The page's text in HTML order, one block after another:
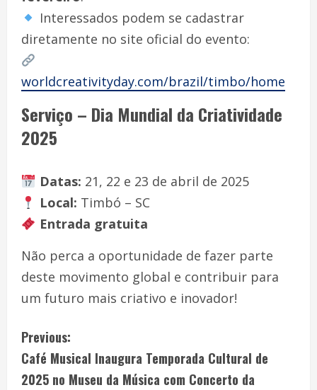
Interessados podem se cadastrar
diretamente no site oficial do evento:
worldcreativityday.com/brazil/timbo/home
Serviço – Dia Mundial da Criatividade
2025
Datas: 21, 22 e 23 de abril de 2025
Local: Timbó – SC
Entrada gratuita
Não perca a oportunidade de fazer parte
deste movimento global e contribuir para
um futuro mais criativo e inovador!
Previous:
Café Musical Inaugura Temporada Cultural de
2025 no Museu da Música com Concerto da